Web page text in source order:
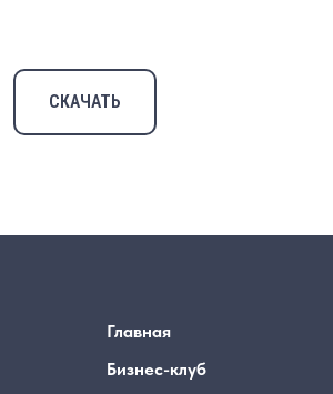
СКАЧАТЬ
Главная
Бизнес-клуб